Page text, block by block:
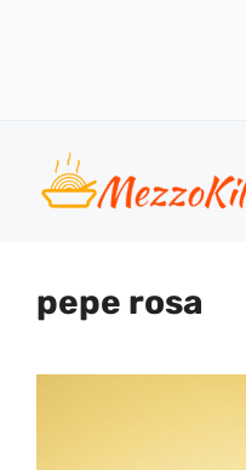
contenuto
pepe rosa